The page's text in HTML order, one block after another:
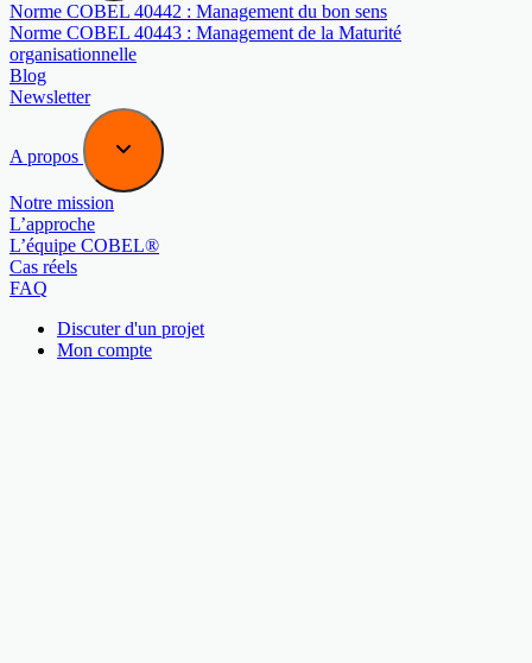
Norme COBEL 40442 : Management du bon sens
Norme COBEL 40443 : Management de la Maturité
organisationnelle
Blog
Newsletter
A propos
Notre mission
L’approche
L’équipe COBEL®
Cas réels
FAQ
Discuter d'un projet
Mon compte